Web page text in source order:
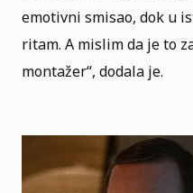
emotivni smisao, dok u
ritam. A mislim da je to
montažer“, dodala je.